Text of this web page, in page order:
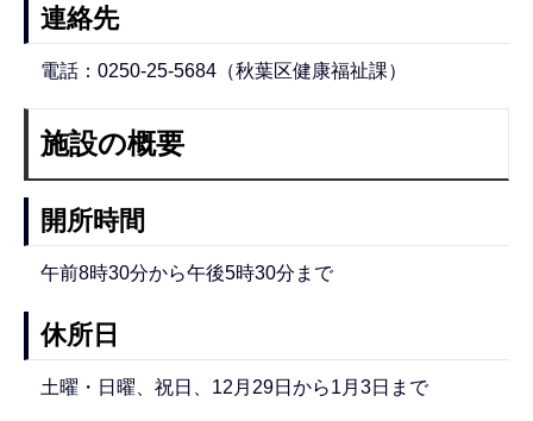
連絡先
電話：0250-25-5684（秋葉区健康福祉課）
施設の概要
開所時間
午前8時30分から午後5時30分まで
休所日
土曜・日曜、祝日、12月29日から1月3日まで